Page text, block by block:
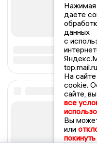
Нажимая
даете
данных
с
На
cookie.
сайте,
все
Вы
или